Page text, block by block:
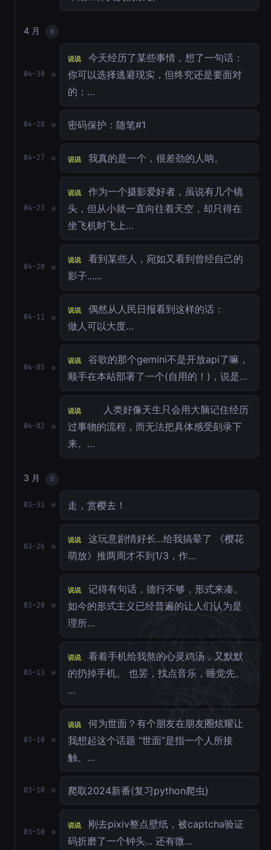
4 月 8
04-30
说说
今天经历了某些事情，想了一句话：
你可以选择逃避现实，但终究还是要面对
的；…
04-28 密码保护：随笔#1
04-27 说说 我真的是一个，很差劲的人呐。
04-23
说说
作为一个摄影爱好者，虽说有几个镜
头，但从小就一直向往着天空，却只得在
坐飞机时飞上…
04-20
说说
看到某些人，宛如又看到曾经自己的
影子......
04-11
说说
偶然从人民日报看到这样的话：
做人可以大度…
04-05
说说
谷歌的那个gemini不是开放api了嘛，
顺手在本站部署了一个(自用的！)，说是…
04-02
说说
人类好像天生只会用大脑记住经历
过事物的流程，而无法把具体感受刻录下
来。…
3 月 9
03-31 走，赏樱去！
03-26
说说
这玩意剧情好长...给我搞晕了 《樱花
萌放》推两周才不到1/3，作…
03-20
说说
记得有句话，德行不够，形式来凑。
如今的形式主义已经普遍的让人们认为是
理所…
03-13
说说
看着手机给我熬的心灵鸡汤，又默默
的扔掉手机。 也罢，找点音乐，睡觉先。
…
03-10
说说
何为世面？有个朋友在朋友圈炫耀让
我想起这个话题 “世面”是指一个人所接
触、…
03-10 爬取2024新番(复习python爬虫)
03-10
说说
刚去pixiv整点壁纸，被captcha验证
码折磨了一个钟头... 还有微…